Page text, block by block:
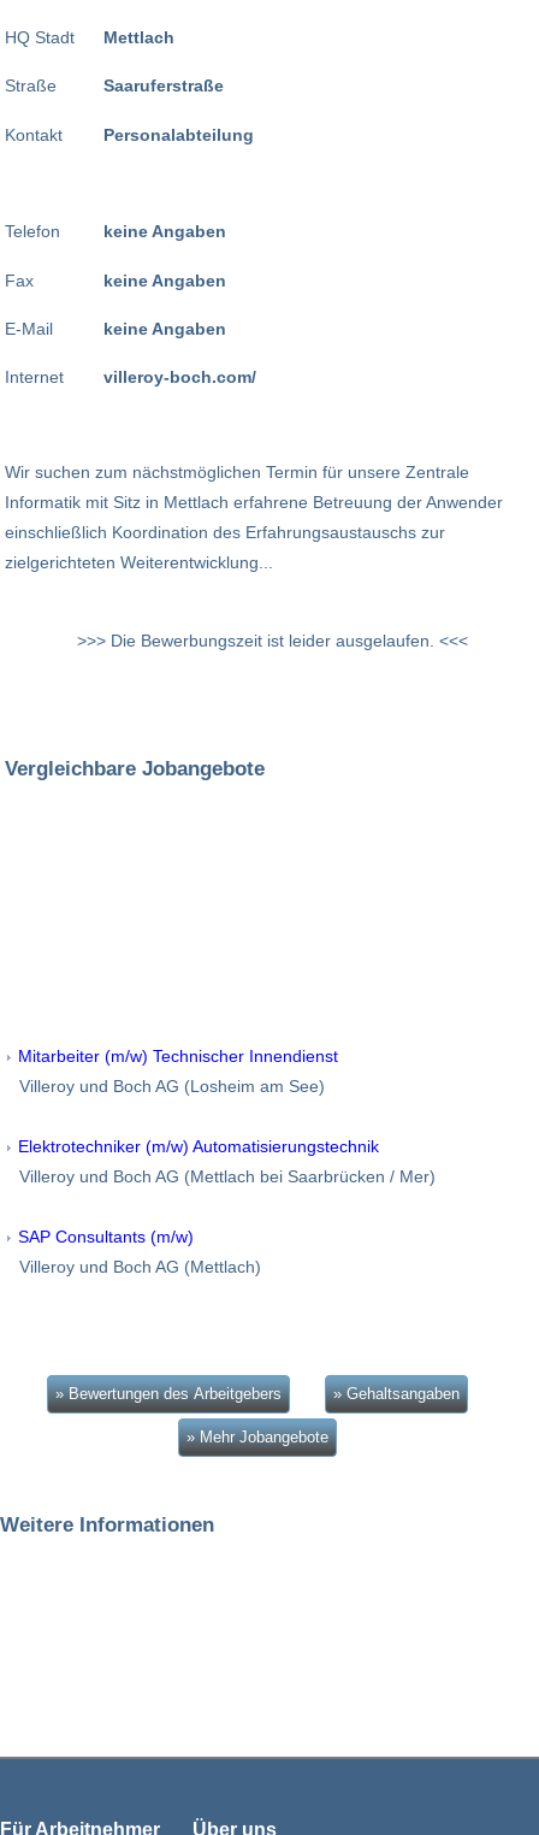
HQ Stadt
Straße
Kontakt
Telefon
Fax
E-Mail
Internet
Mettlach
Saaruferstraße
Personalabteilung
keine Angaben
keine Angaben
keine Angaben
villeroy-boch.com/
Wir suchen zum nächstmöglichen Termin für unsere Zentrale
Informatik mit Sitz in Mettlach erfahrene Betreuung der Anwender
einschließlich Koordination des Erfahrungsaustauschs zur
zielgerichteten Weiterentwicklung...
>>> Die Bewerbungszeit ist leider ausgelaufen. <<<
Vergleichbare Jobangebote
Mitarbeiter (m/w) Technischer Innendienst
Villeroy und Boch AG (Losheim am See)
Elektrotechniker (m/w) Automatisierungstechnik
Villeroy und Boch AG (Mettlach bei Saarbrücken / Mer)
SAP Consultants (m/w)
Villeroy und Boch AG (Mettlach)
» Bewertungen des Arbeitgebers » Gehaltsangaben
» Mehr Jobangebote
Weitere Informationen
Für Arbeitnehmer Über uns